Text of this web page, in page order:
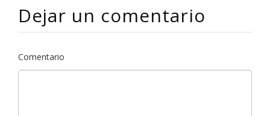
Dejar un comentario
Comentario